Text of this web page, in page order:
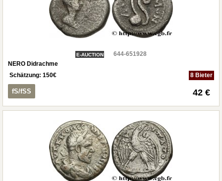
E-AUCTION
644-651928
NERO Didrachme
Schätzung: 150€ 8 Bieter
fS/fSS 42 €